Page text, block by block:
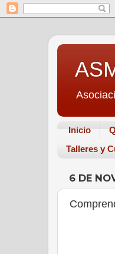
Inicio
Talleres y
6 DE